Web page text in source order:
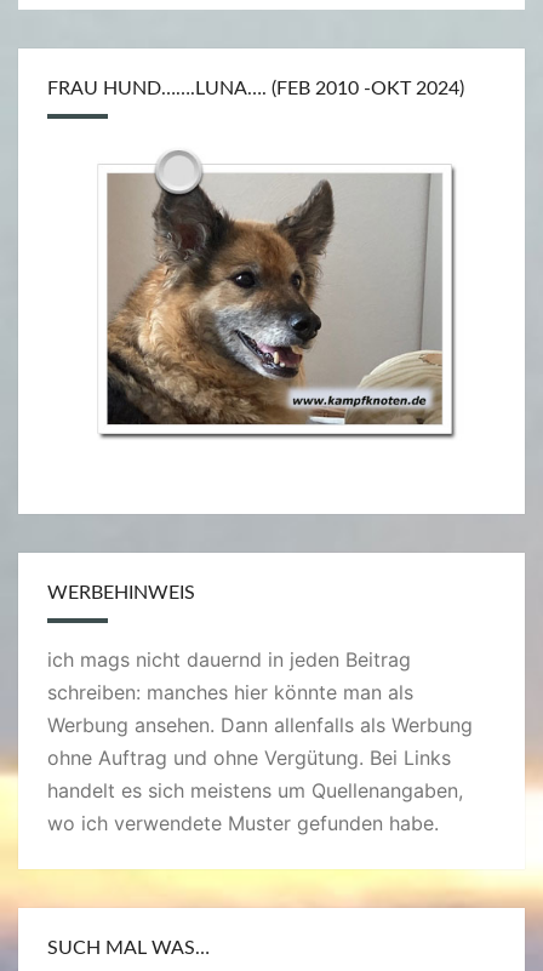
FRAU HUND…….LUNA…. (FEB 2010 -OKT 2024)
WERBEHINWEIS
ich mags nicht dauernd in jeden Beitrag
schreiben: manches hier könnte man als
Werbung ansehen. Dann allenfalls als Werbung
ohne Auftrag und ohne Vergütung. Bei Links
handelt es sich meistens um Quellenangaben,
wo ich verwendete Muster gefunden habe.
SUCH MAL WAS…